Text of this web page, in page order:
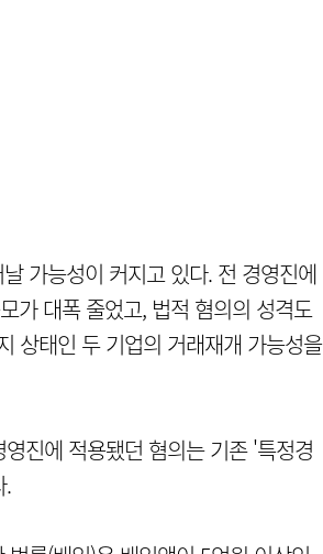
가능성이 커지고 있다. 전 경영진에
가 대폭 줄었고, 법적 혐의의 성격도
상태인 두 기업의 거래재개 가능성을
진에 적용됐던 혐의는 기존 '특정경
.